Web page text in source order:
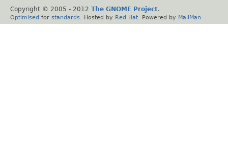
Copyright © 2005 - 2012 The GNOME Project.
Optimised for standards . Hosted by Red Hat . Powered by MailMan